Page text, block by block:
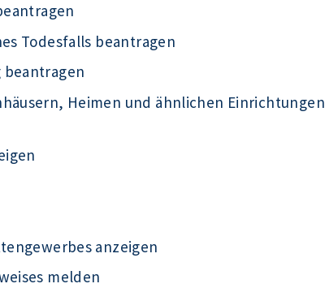
Todesfalls beantragen
beantragen
Heimen und ähnlichen Einrichtungen
anzeigen
melden